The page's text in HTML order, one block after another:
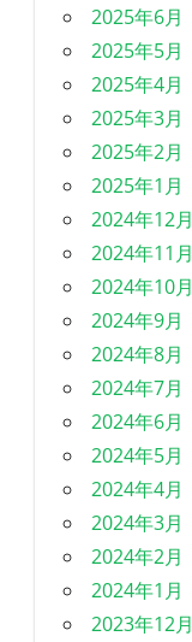
2025年6月
2025年5月
2025年4月
2025年3月
2025年2月
2025年1月
2024年12月
2024年11月
2024年10月
2024年9月
2024年8月
2024年7月
2024年6月
2024年5月
2024年4月
2024年3月
2024年2月
2024年1月
2023年12月